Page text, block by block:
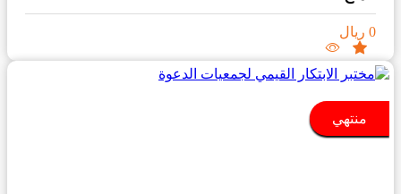
0 ريال
منتهي